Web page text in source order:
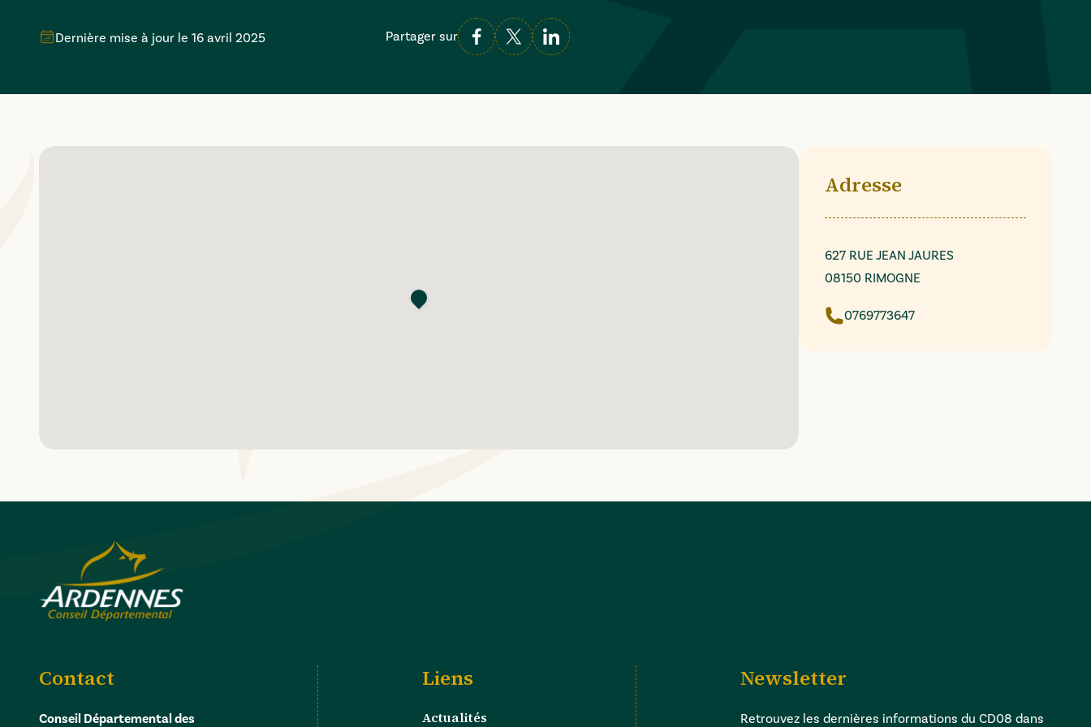
Dernière mise à jour le 16 avril 2025 Partager sur
Adresse
627 RUE JEAN JAURES
08150 RIMOGNE
0769773647
Contact
Conseil Départemental des
Liens
Actualités
Newsletter
Retrouvez les dernières informations du CD08 dans